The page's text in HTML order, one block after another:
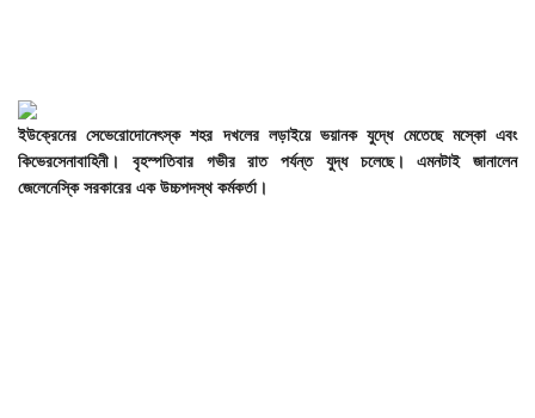
ইউক্রেনের সেভেরোদোনেৎস্ক শহর দখলের লড়াইয়ে ভয়ানক যুদ্ধে মেতেছে মস্কো এবং
কিভেরসেনাবাহিনী। বৃহস্পতিবার গভীর রাত পর্যন্ত যুদ্ধ চলেছে। এমনটাই জানালেন
জেলেনেস্কি সরকারের এক উচ্চপদস্থ কর্মকর্তা।